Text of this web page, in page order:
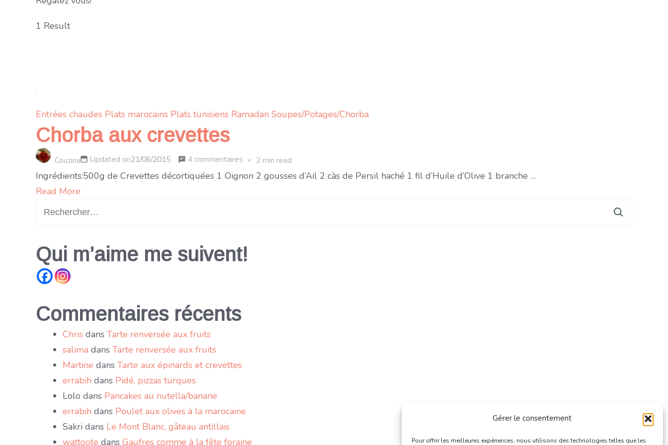
Gérer le consentement
Pour offrir les meilleures expériences, nous utilisons des technologies telles que les
1 Result
Entrées chaudes Plats marocains Plats tunisiens Ramadan Soupes/Potages/Chorba
Chorba aux crevettes
Couzina Updated on21/06/2015 4 commentaires sur
Chorba
2 min read
Ingrédients:500g de Crevettes décortiquées 1 Oignon 2 gousses d’Ail 2 càs de Persil haché 1 fil d’Huile d’Olive 1 branche …
Read More
Qui m’aime me suivent!
Commentaires récents
Chris dans Tarte renversée aux fruits
salima dans Tarte renversée aux fruits
Martine dans Tarte aux épinards et crevettes
errabih dans Pidé, pizzas turques
Lolo dans Pancakes au nutella/banane
errabih dans Poulet aux olives à la marocaine
Sakri dans Le Mont Blanc, gâteau antillais
wattoote dans Gaufres comme à la fête foraine